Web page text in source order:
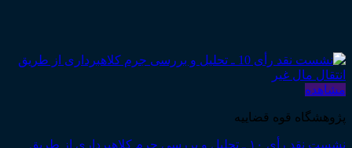
مشاهده
پژوهشگاه قوه قضاییه
نشست نقد رأی ۱۰ ـ تحلیل و بررسی جرم کلاهبرداری از طریق